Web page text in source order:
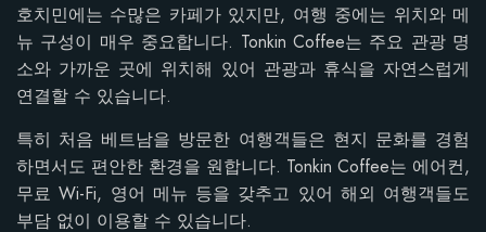
호치민에는 수많은 카페가 있지만, 여행 중에는 위치와 메
뉴 구성이 매우 중요합니다. Tonkin Coffee는 주요 관광 명
소와 가까운 곳에 위치해 있어 관광과 휴식을 자연스럽게
연결할 수 있습니다.
특히 처음 베트남을 방문한 여행객들은 현지 문화를 경험
하면서도 편안한 환경을 원합니다. Tonkin Coffee는 에어컨,
무료 Wi-Fi, 영어 메뉴 등을 갖추고 있어 해외 여행객들도
부담 없이 이용할 수 있습니다.